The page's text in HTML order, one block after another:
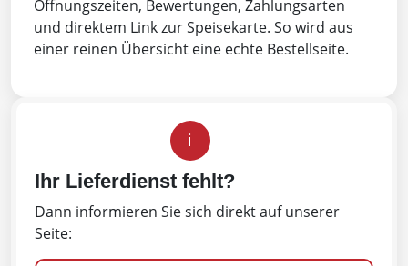
Öffnungszeiten, Bewertungen, Zahlungsarten
und direktem Link zur Speisekarte. So wird aus
einer reinen Übersicht eine echte Bestellseite.
i
Ihr Lieferdienst fehlt?
Dann informieren Sie sich direkt auf unserer
Seite: